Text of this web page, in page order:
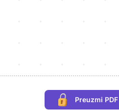
Preuzmi PDF